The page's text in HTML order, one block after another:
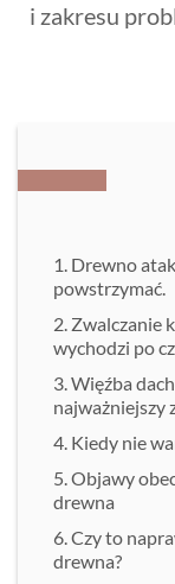
i zakresu
Drewno
powstrzymać.
Zwalczanie
wychodzi po
Więźba
najważniejszy
Kiedy nie
Objawy
drewna
Czy to
drewna?